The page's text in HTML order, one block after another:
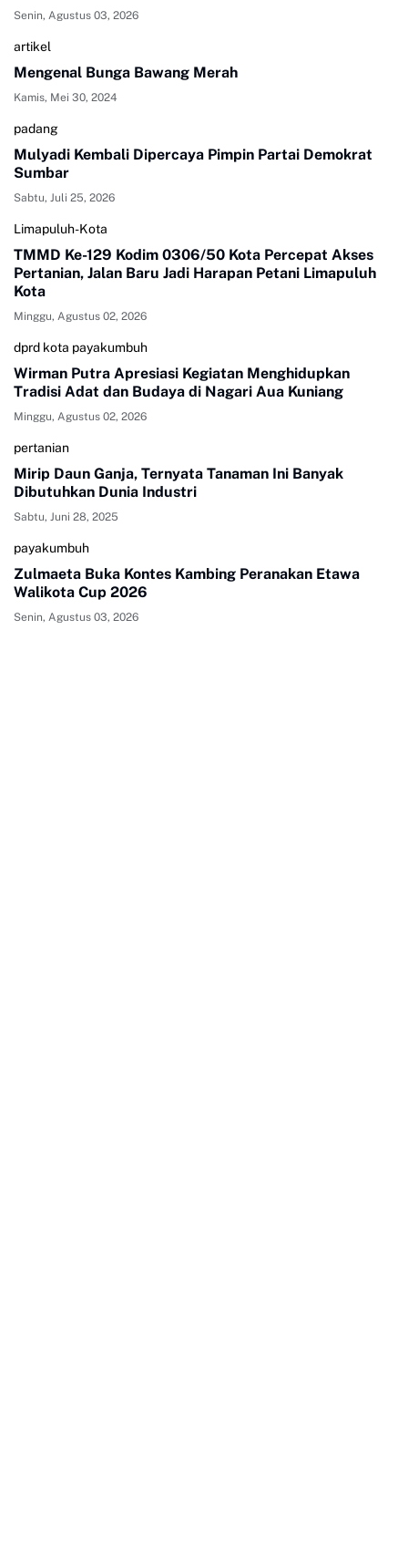
Senin, Agustus 03, 2026
artikel
Mengenal Bunga Bawang Merah
Kamis, Mei 30, 2024
padang
Mulyadi Kembali Dipercaya Pimpin Partai Demokrat
Sumbar
Sabtu, Juli 25, 2026
Limapuluh-Kota
TMMD Ke-129 Kodim 0306/50 Kota Percepat Akses
Pertanian, Jalan Baru Jadi Harapan Petani Limapuluh
Kota
Minggu, Agustus 02, 2026
dprd kota payakumbuh
Wirman Putra Apresiasi Kegiatan Menghidupkan
Tradisi Adat dan Budaya di Nagari Aua Kuniang
Minggu, Agustus 02, 2026
pertanian
Mirip Daun Ganja, Ternyata Tanaman Ini Banyak
Dibutuhkan Dunia Industri
Sabtu, Juni 28, 2025
payakumbuh
Zulmaeta Buka Kontes Kambing Peranakan Etawa
Walikota Cup 2026
Senin, Agustus 03, 2026